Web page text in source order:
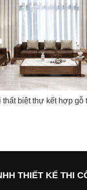
thất biệt thự kết hợp gỗ
THIẾT KẾ THI